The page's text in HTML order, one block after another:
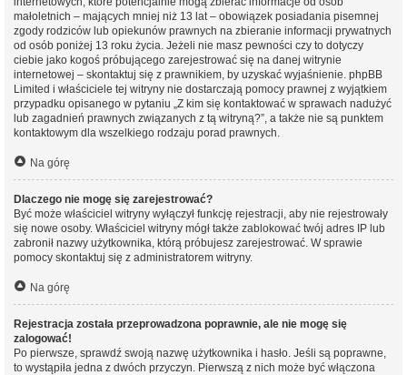
małoletnich – mających mniej niż 13 lat – obowiązek posiadania pisemnej
zgody rodziców lub opiekunów prawnych na zbieranie informacji prywatnych
od osób poniżej 13 roku życia. Jeżeli nie masz pewności czy to dotyczy
ciebie jako kogoś próbującego zarejestrować się na danej witrynie
internetowej – skontaktuj się z prawnikiem, by uzyskać wyjaśnienie. phpBB
Limited i właściciele tej witryny nie dostarczają pomocy prawnej z wyjątkiem
przypadku opisanego w pytaniu „Z kim się kontaktować w sprawach nadużyć
lub zagadnień prawnych związanych z tą witryną?”, a także nie są punktem
kontaktowym dla wszelkiego rodzaju porad prawnych.
Na górę
Dlaczego nie mogę się zarejestrować?
Być może właściciel witryny wyłączył funkcję rejestracji, aby nie rejestrowały
się nowe osoby. Właściciel witryny mógł także zablokować twój adres IP lub
zabronił nazwy użytkownika, którą próbujesz zarejestrować. W sprawie
pomocy skontaktuj się z administratorem witryny.
Na górę
Rejestracja została przeprowadzona poprawnie, ale nie mogę się
zalogować!
Po pierwsze, sprawdź swoją nazwę użytkownika i hasło. Jeśli są poprawne,
to wystąpiła jedna z dwóch przyczyn. Pierwszą z nich może być włączona